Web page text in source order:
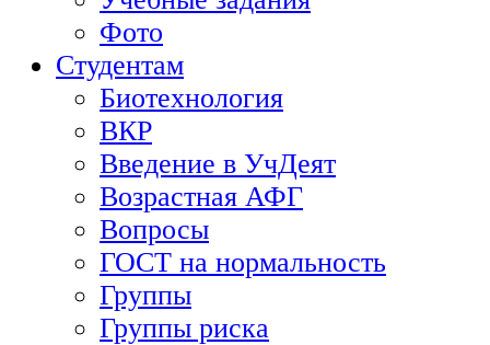
Фото
Студентам
Биотехнология
ВКР
Введение в УчДеят
Возрастная АФГ
Вопросы
ГОСТ на нормальность
Группы
Группы риска